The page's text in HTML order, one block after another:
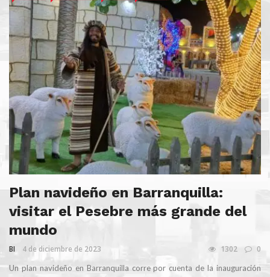
Plan navideño en Barranquilla:
visitar el Pesebre más grande del
mundo
BI 4 de diciembre de 2023 1302 0
Un plan navideño en Barranquilla corre por cuenta de la inauguración